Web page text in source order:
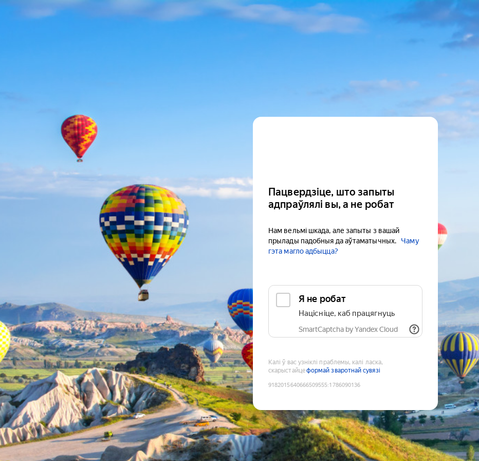
Пацвердзіце, што запыты
адпраўлялі вы, а не робат
Нам вельмі шкада, але запыты з вашай
прылады падобныя да аўтаматычных.
Чаму
гэта магло адбыцца?
Я не робат
Націсніце, каб працягнуць
SmartCaptcha by Yandex Cloud
Калі ў вас узніклі праблемы, калі ласка,
скарыстайцеформай зваротнай сувязі
9182015640666509555:1786090136